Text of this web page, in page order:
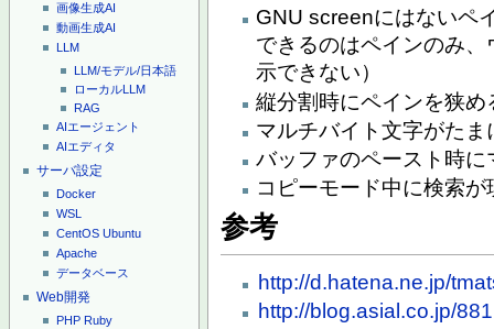
画像生成AI
動画生成AI
LLM
LLM/モデル/日本語
ローカルLLM
RAG
AIエージェント
AIエディタ
サーバ設定
Docker
WSL
CentOS Ubuntu
Apache
データベース
Web開発
PHP Ruby
GNU screenにはないペ
できるのはペインのみ
示できない）
縦分割時にペインを狭
マルチバイト文字がた
バッファのペースト時
コピーモード中に検索
参考
http://d.hatena.ne.jp/
http://blog.asial.co.jp/881